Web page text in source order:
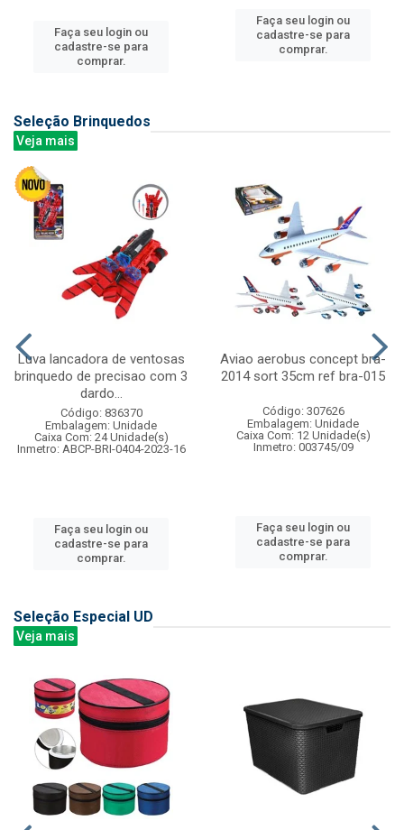
Faça seu login ou
cadastre-se para
comprar.
Faça seu login ou
cadastre-se para
comprar.
Seleção Brinquedos
Veja mais
Luva lancadora de ventosas
brinquedo de precisao com 3
dardo...
Código: 836370
Embalagem: Unidade
Caixa Com: 24 Unidade(s)
Inmetro: ABCP-BRI-0404-2023-16
Faça seu login ou
cadastre-se para
comprar.
Aviao aerobus concept bra-
2014 sort 35cm ref bra-015
Código: 307626
Embalagem: Unidade
Caixa Com: 12 Unidade(s)
Inmetro: 003745/09
Faça seu login ou
cadastre-se para
comprar.
Seleção Especial UD
Veja mais